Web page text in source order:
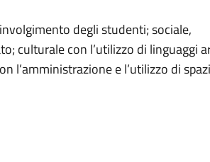
degli studenti; sociale,
culturale con l’utilizzo di linguaggi
l’amministrazione e l’utilizzo di spazi